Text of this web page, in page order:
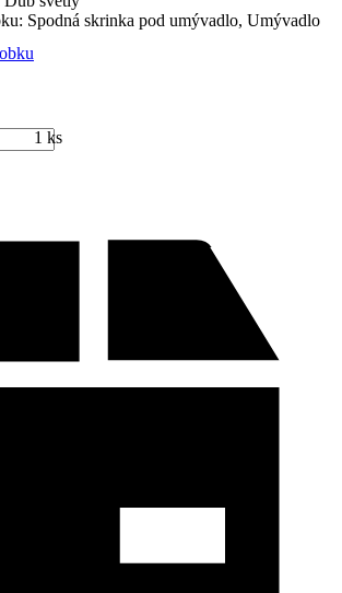
: Spodná skrinka pod umývadlo, Umývadlo
1 ks